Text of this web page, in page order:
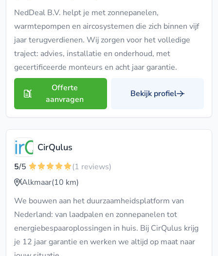
NedDeal B.V. helpt je met zonnepanelen,
warmtepompen en aircosystemen die zich binnen vijf
jaar terugverdienen. Wij zorgen voor het volledige
traject: advies, installatie en onderhoud, met
gecertificeerde monteurs en acht jaar garantie.
Offerte
aanvragen
Bekijk profiel
CirQulus
5/5
(1 reviews)
Alkmaar(10 km)
We bouwen aan het duurzaamheidsplatform van
Nederland: van laadpalen en zonnepanelen tot
energiebespaaroplossingen in huis. Bij CirQulus krijg
je 12 jaar garantie en werken we altijd op maat naar